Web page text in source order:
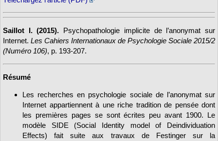
Saillot I. (2015). Psychopathologie implicite de l’anonymat sur
Internet. Les Cahiers Internationaux de Psychologie Sociale 2015/2
(Numéro 106), p. 193-207.
Résumé
Les recherches en psychologie sociale de l’anonymat sur
Internet appartiennent à une riche tradition de pensée dont
les premières pages se sont écrites peu avant 1900. Le
modèle SIDE (Social Identity model of Deindividuation
Effects) fait suite aux travaux de Festinger sur la